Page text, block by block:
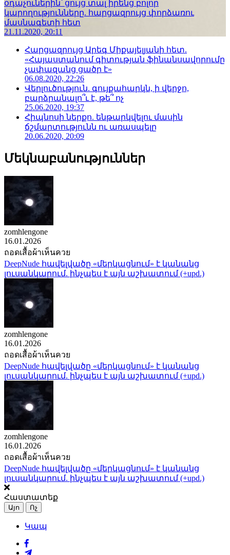
օդաչուներին՝ ցույց տալ իրենց բոլոր
կարողությունները. հարցազրույց փորձառու
մասնագետի հետ
21.11.2020, 20:11
Հարցազրույց Արեգ Միքայելյանի հետ.
«Հայաստանում գիտության ֆինանսավորումը
չափազանց ցածր է»
06.08.2020, 22:26
Վերլուծություն. գույքահարկն, ի վերջո,
բարձրանալո՞ւ է, թե՞ ոչ
25.06.2020, 19:37
Հիպնոսի ներքո. ենթարկվելու մասին
ճշմարտությունն ու առասպելը
20.06.2020, 20:09
Մեկնաբանություններ
zomhlengone
16.01.2026
ถอดเสื้อผ้าเห็นควย
DeepNude հավելվածը «մերկացնում» է կանանց
լուսանկարում. ինչպես է այն աշխատում (+upd.)
zomhlengone
16.01.2026
ถอดเสื้อผ้าเห็นควย
DeepNude հավելվածը «մերկացնում» է կանանց
լուսանկարում. ինչպես է այն աշխատում (+upd.)
zomhlengone
16.01.2026
ถอดเสื้อผ้าเห็นควย
DeepNude հավելվածը «մերկացնում» է կանանց
լուսանկարում. ինչպես է այն աշխատում (+upd.)
Հաստատեք
Այո Ոչ
Կապ